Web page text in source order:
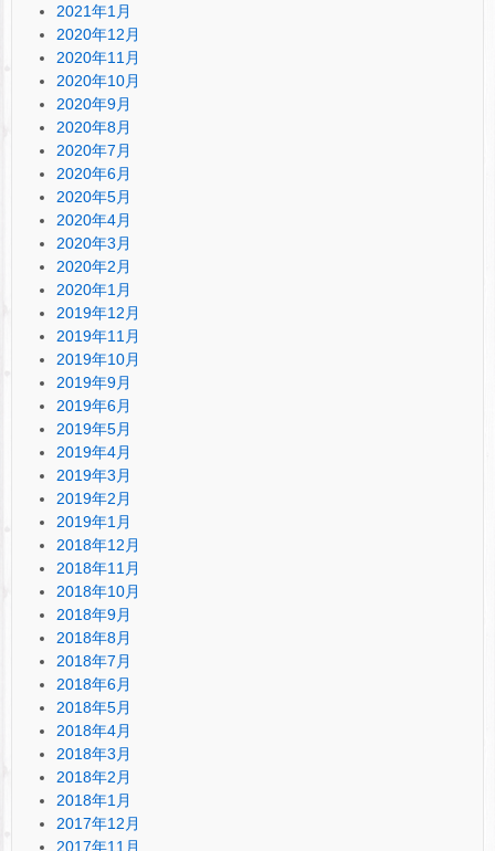
2021年1月
2020年12月
2020年11月
2020年10月
2020年9月
2020年8月
2020年7月
2020年6月
2020年5月
2020年4月
2020年3月
2020年2月
2020年1月
2019年12月
2019年11月
2019年10月
2019年9月
2019年6月
2019年5月
2019年4月
2019年3月
2019年2月
2019年1月
2018年12月
2018年11月
2018年10月
2018年9月
2018年8月
2018年7月
2018年6月
2018年5月
2018年4月
2018年3月
2018年2月
2018年1月
2017年12月
2017年11月